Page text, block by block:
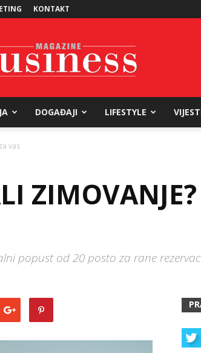
KONTAKT
Magazine
DOGAĐAJI LIFESTYLE
vas
popust od 20 posto za rane